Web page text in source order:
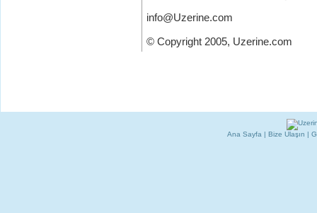
info@Uzerine.com
© Copyright 2005, Uzerine.com
Ana Sayfa | Bize Ulaşın |